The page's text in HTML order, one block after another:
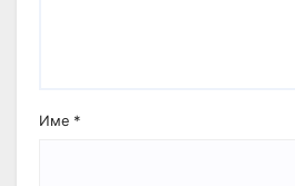
Име *